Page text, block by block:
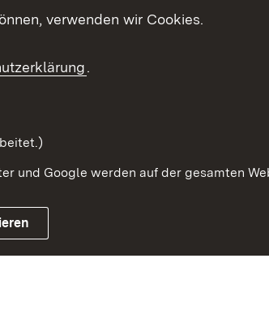
Beteiligung stärken
Kontakt
verwenden wir Cookies.
.
und Google werden auf der gesamten